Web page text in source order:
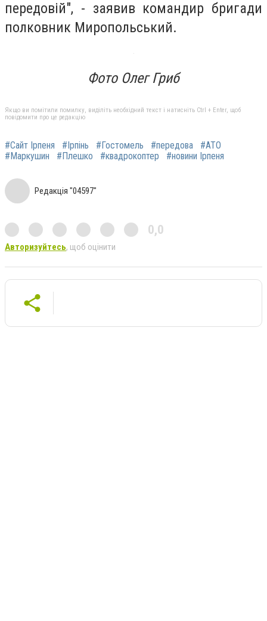
передовій", - заявив командир бригади
полковник Миропольський.
Фото Олег Гриб
Якщо ви помітили помилку, виділіть необхідний текст і натисніть Ctrl + Enter, щоб
повідомити про це редакцію
#Сайт Ірпеня #Ірпінь #Гостомель #передова
#АТО
#Маркушин
#Плешко #квадрокоптер #новини Ірпеня
Редакція "04597"
0,0
Авторизуйтесь, щоб оцінити